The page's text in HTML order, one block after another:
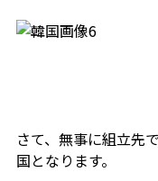
さて、無事に組立先
国となります。